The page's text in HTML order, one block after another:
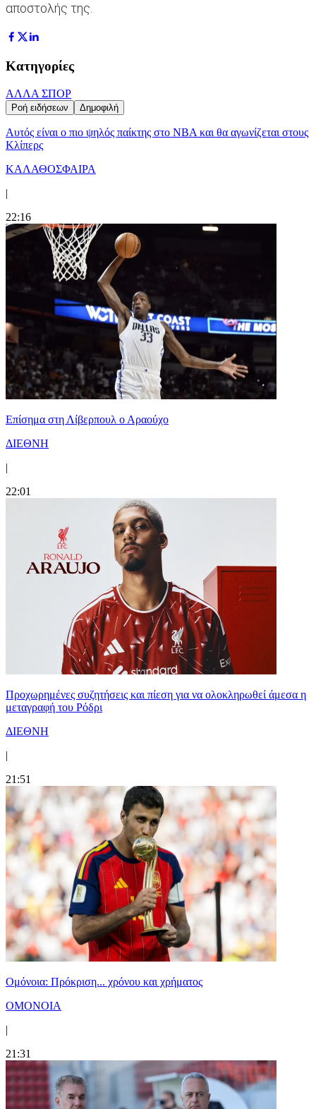
αποστολής της.
Κατηγορίες
ΑΛΛΑ ΣΠΟΡ
Ροή ειδήσεων Δημοφιλή
Αυτός είναι ο πιο ψηλός παίκτης στο NBA και θα αγωνίζεται στους
Κλίπερς
ΚΑΛΑΘΟΣΦΑΙΡΑ
|
22:16
Επίσημα στη Λίβερπουλ ο Αραούχο
ΔΙΕΘΝΗ
|
22:01
Προχωρημένες συζητήσεις και πίεση για να ολοκληρωθεί άμεσα η
μεταγραφή του Ρόδρι
ΔΙΕΘΝΗ
|
21:51
Ομόνοια: Πρόκριση... χρόνου και χρήματος
ΟΜΟΝΟΙΑ
|
21:31